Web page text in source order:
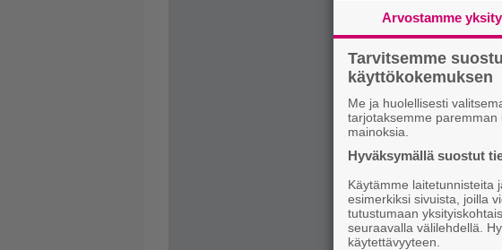
Arvostamme
Tarvitsemme
käyttökokemuksen
Me ja huolellisesti
tarjotaksemme
mainoksia.
Hyväksymällä suostut
Käytämme laitetunnisteita
esimerkiksi sivuista, joilla
tutustumaan
seuraavalla välilehdellä.
käytettävyyteen.